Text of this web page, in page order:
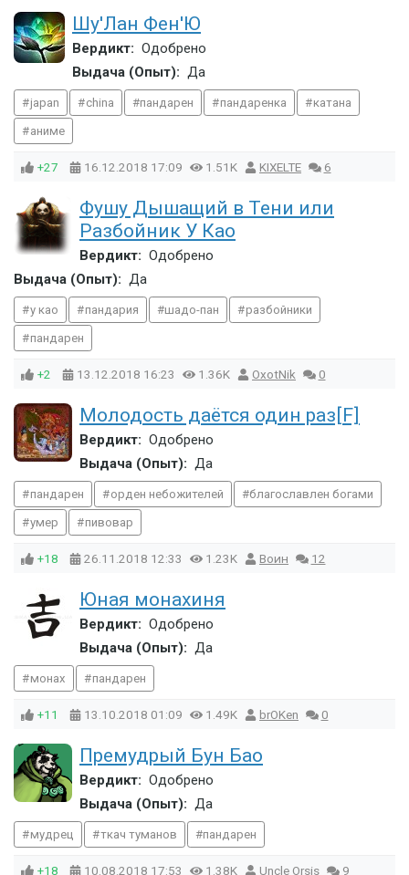
Шу'Лан Фен'Ю
Вердикт: Одобрено
Выдача (Опыт): Да
japan china пандарен пандаренка катана
аниме
+27 16.12.2018 17:09 1.51K KIXELTE 6
Фушу Дышащий в Тени или
Разбойник У Као
Вердикт: Одобрено
Выдача (Опыт): Да
у као пандария шадо-пан разбойники
пандарен
+2 13.12.2018 16:23 1.36K OxotNik 0
Молодость даётся один раз[F]
Вердикт: Одобрено
Выдача (Опыт): Да
пандарен орден небожителей благославлен богами
умер пивовар
+18 26.11.2018 12:33 1.23K Воин 12
Юная монахиня
Вердикт: Одобрено
Выдача (Опыт): Да
монах пандарен
+11 13.10.2018 01:09 1.49K brOKen 0
Премудрый Бун Бао
Вердикт: Одобрено
Выдача (Опыт): Да
мудрец ткач туманов пандарен
+18 10.08.2018 17:53 1.38K Uncle Orsis 9